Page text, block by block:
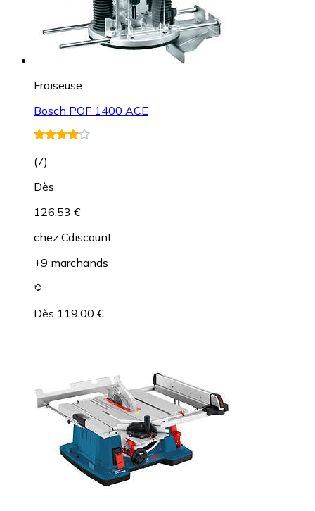
Fraiseuse
Bosch POF 1400 ACE
(7)
Dès
126,53 €
chez Cdiscount
+9 marchands
Dès 119,00 €